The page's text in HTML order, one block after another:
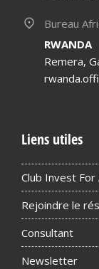
Bureau
RWANDA
Remera,
Liens utiles
Club Invest For
Rejoindre le
Consultant
Newsletter